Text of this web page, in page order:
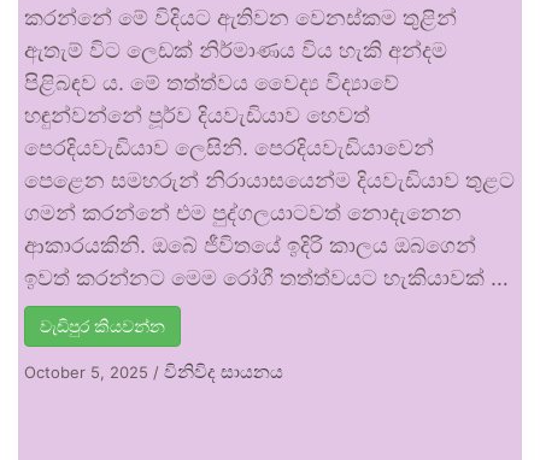
කරන්නේ මේ විදියට ඇතිවන වෙනස්කම තුළින්
ඇතැම් විට ලෙඩක් නිර්මාණය විය හැකි අන්දම
පිළිබඳව ය. මේ තත්ත්වය වෛද්‍ය විද්‍යාවේ
හඳුන්වන්නේ පූර්ව දියවැඩියාව හෙවත්
පෙරදියවැඩියාව ලෙසිනි. පෙරදියවැඩියාවෙන්
පෙළෙන සමහරුන් නිරායාසයෙන්ම දියවැඩියාව තුළට
ගමන් කරන්නේ එම පුද්ගලයාටවත් නොදැනෙන
ආකාරයකිනි. ඔබේ ජීවිතයේ ඉදිරි කාලය ඔබගෙන්
ඉවත් කරන්නට මෙම රෝගී තත්ත්වයට හැකියාවක් …
වැඩිපුර කියවන්න
October 5, 2025 / විනිවිද සායනය